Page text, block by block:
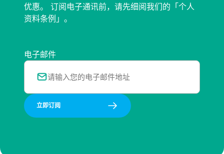
优惠。 订阅电子通讯前，请先细阅我们的「个人
资料条例」。
电子邮件
立即订阅